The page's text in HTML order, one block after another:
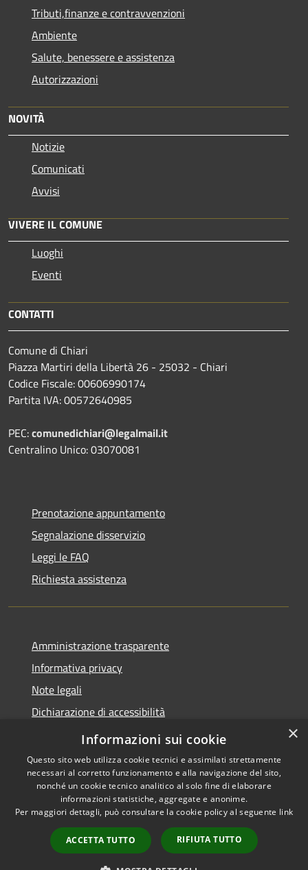
Tributi,finanze e contravvenzioni
Ambiente
Salute, benessere e assistenza
Autorizzazioni
NOVITÀ
Notizie
Comunicati
Avvisi
VIVERE IL COMUNE
Luoghi
Eventi
CONTATTI
Comune di Chiari
Piazza Martiri della Libertà 26 - 25032 - Chiari
Codice Fiscale: 00606990174
Partita IVA: 00572640985
PEC:comunedichiari@legalmail.it
Centralino Unico: 03070081
Prenotazione appuntamento
Segnalazione disservizio
Leggi le FAQ
Richiesta assistenza
Amministrazione trasparente
Informativa privacy
Note legali
Dichiarazione di accessibilità
Obiettivi accessibilità
Accessibilità
Copyright © 2026 • Comune di
Chiari • Powered by
Municipium•
Accesso
redazione
×
Informazioni sui cookie
Questo sito web utilizza cookie tecnici e assimilati strettamente
necessari al corretto funzionamento e alla navigazione del sito,
nonché un cookie tecnico analitico al solo fine di elaborare
informazioni statistiche, aggregate e anonime.
Per maggiori dettagli, può consultare la cookie policy al seguente link
ACCETTA TUTTO RIFIUTA TUTTO